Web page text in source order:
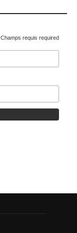
Champs requis required